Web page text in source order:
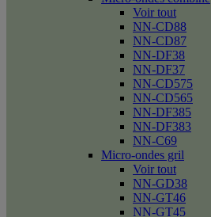
Voir tout
NN-CD88
NN-CD87
NN-DF38
NN-DF37
NN-CD575
NN-CD565
NN-DF385
NN-DF383
NN-C69
Micro-ondes gril
Voir tout
NN-GD38
NN-GT46
NN-GT45